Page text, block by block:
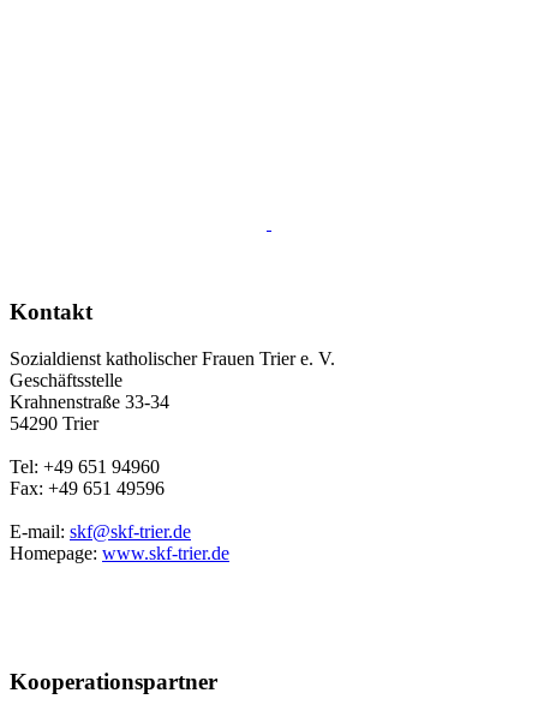
Kontakt
Sozialdienst katholischer Frauen Trier e. V.
Geschäftsstelle
Krahnenstraße 33-34
54290 Trier
Tel: +49 651 94960
Fax: +49 651 49596
E-mail: skf@skf-trier.de
Homepage: www.skf-trier.de
Kooperationspartner